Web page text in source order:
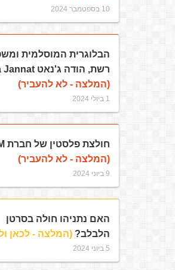
10 בספטמבר 2024
הבלוגרית המוסלמית
רשת, הודה ג'נאט Hoda Jannat
(המלצה - לא להעביר)
1 ביולי 2024
חולצת פלסטין של חברת H&M
(המלצה - לא להעביר)
9 ביוני 2024
האם נתניהו חולה בסרטן
הלבלב?(המלצה - לכאן
5 ביוני 2024